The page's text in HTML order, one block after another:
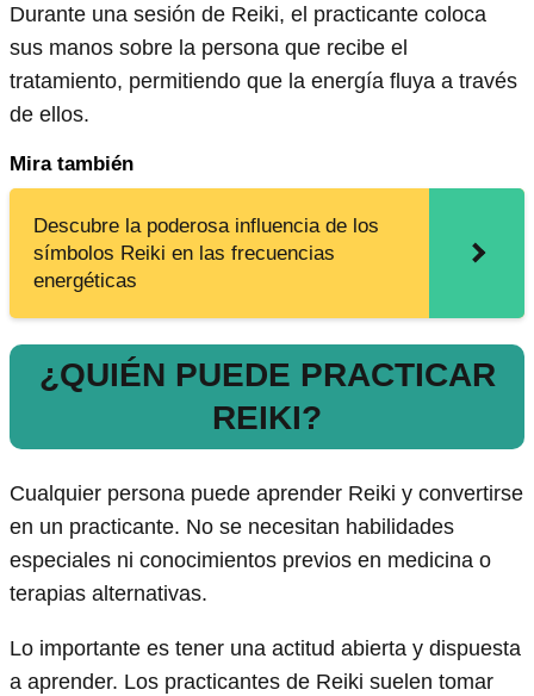
Durante una sesión de Reiki, el practicante coloca
sus manos sobre la persona que recibe el
tratamiento, permitiendo que la energía fluya a través
de ellos.
Mira también
Descubre la poderosa influencia de los
símbolos Reiki en las frecuencias
energéticas
¿QUIÉN PUEDE PRACTICAR
REIKI?
Cualquier persona puede aprender Reiki y convertirse
en un practicante. No se necesitan habilidades
especiales ni conocimientos previos en medicina o
terapias alternativas.
Lo importante es tener una actitud abierta y dispuesta
a aprender. Los practicantes de Reiki suelen tomar